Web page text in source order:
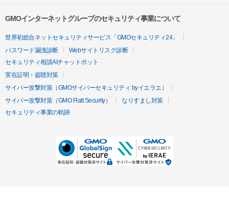
GMOインターネットグループのセキュリティ事業について
世界初総合ネットセキュリティサービス「GMOセキュリティ24」
パスワード漏洩診断
Webサイトリスク診断
セキュリティ相談AIチャットボット
実在証明・盗聴対策
サイバー攻撃対策（GMOサイバーセキュリティ byイエラエ）
サイバー攻撃対策（GMO Flatt Security）
なりすまし対策
セキュリティ事業の軌跡